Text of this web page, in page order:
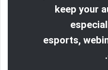
keep your
esports,